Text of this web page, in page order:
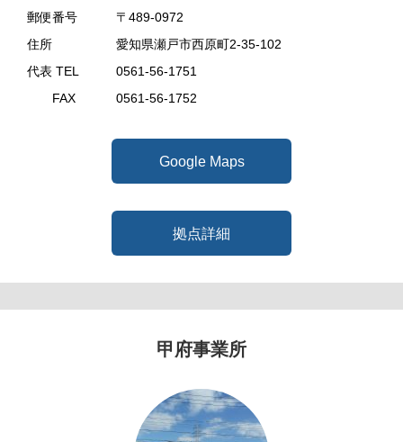
郵便番号
〒489-0972
住所
愛知県瀬戸市西原町2-35-102
代表 TEL
0561-56-1751
FAX
0561-56-1752
Google Maps
拠点詳細
甲府事業所